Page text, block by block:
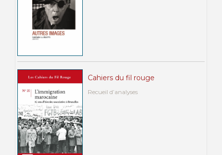
Cahiers du fil rouge
Recueil d’analyses